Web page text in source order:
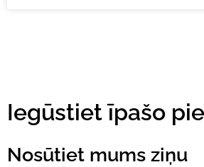
Iegūstiet īpašo
Nosūtiet mums ziņu